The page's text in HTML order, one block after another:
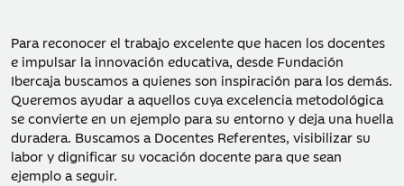
Para reconocer el trabajo excelente que hacen los docentes
e impulsar la innovación educativa, desde Fundación
Ibercaja buscamos a quienes son inspiración para los demás.
Queremos ayudar a aquellos cuya excelencia metodológica
se convierte en un ejemplo para su entorno y deja una huella
duradera. Buscamos a Docentes Referentes, visibilizar su
labor y dignificar su vocación docente para que sean
ejemplo a seguir.